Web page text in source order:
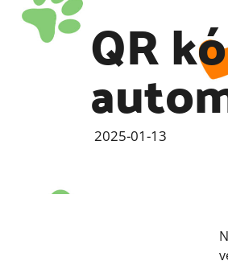
QR
2025-01-13